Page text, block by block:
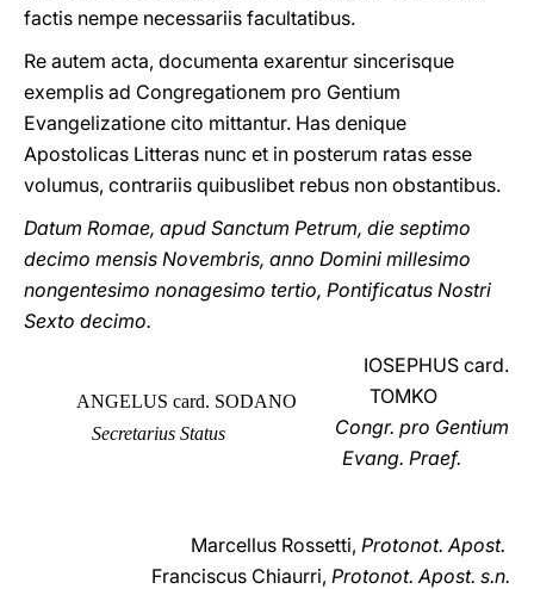
factis nempe necessariis facultatibus.
Re autem acta, documenta exarentur sincerisque
exemplis ad Congregationem pro Gentium
Evangelizatione cito mittantur. Has denique
Apostolicas Litteras nunc et in posterum ratas esse
volumus, contrariis quibuslibet rebus non obstantibus.
Datum Romae, apud Sanctum Petrum, die septimo
decimo mensis Novembris, anno Domini millesimo
nongentesimo nonagesimo tertio, Pontificatus Nostri
Sexto decimo.
ANGELUS card. SODANO
Secretarius Status
IOSEPHUS card.
TOMKO
Congr. pro Gentium
Evang. Praef.
Marcellus Rossetti, Protonot. Apost.
Franciscus Chiaurri, Protonot. Apost. s.n.